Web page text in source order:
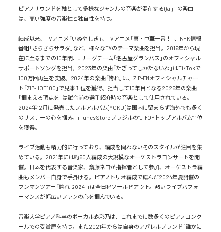
ピアノサウンドを軸として多様なジャンルの音楽が混在するQaijffの楽曲
は、高い強度の音楽性と独自性を持つ。
結成以来、TVアニメ「いぬやしき」、TVアニメ「真・中華一番！」、NHK情報
番組「さらさらサラダ」など、様々なTVのテーマ楽曲を担当。2016年から現
在に至るまでの10年間、Jリーグチーム「名古屋グランパス」のオフィシャル
サポートソングを担当。2023年の楽曲「たぎってしかたないわ」はTikTokで
100万回再生を突破。2024年の楽曲「誇れ」は、ZIP-FMオフィシャルチャー
ト「ZIP-HOT100」で見事１位を獲得。担当して10年目となる2025年の楽曲
「掴まえろ頂点を」は試合前の選手紹介時の音楽として使用されている。
2024年12月に発売したフルアルバム[YOKU]は国内に留まらず海外でも多く
のリスナーの心を掴み、iTunes Store ブラジルの”J-POPトップアルバム” 1位
を獲得。
ライブ活動も精力的に行っており、編成を問わないそのスタイルが注目を集
めている。2021年には約50人編成の大規模なオーケストラコンサートを開
催。日本を代表する音楽家、斎藤ネコが指揮者として参加、オーケストラ編
曲もメンバー自身で手掛ける。ピアノトリオ編成で臨んだ2024年夏開催の
ワンマンツアー「誇れ-2024-」は全日程ソールドアウト。熱いライブパフォ
ーマンスが幅広いファンの心を掴んでいる。
音楽大学ピアノ科卒のボーカル森彩乃は、これまでに数多くのピアノコンク
ールでの受賞歴を持つ。また2021年からは自身のアパレルブランド「誰かに